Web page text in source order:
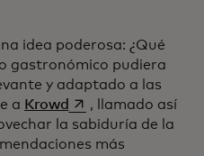
idea poderosa: ¿Qué
gastronómico pudiera
y adaptado a las
a Krowd se abre en una
, llamado así
la sabiduría de la
más